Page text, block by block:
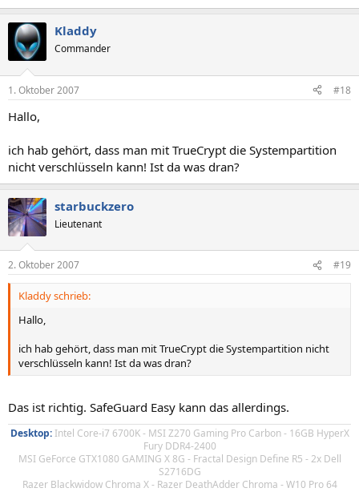
Kladdy
Commander
1. Oktober 2007 #18
Hallo,
ich hab gehört, dass man mit TrueCrypt die Systempartition
nicht verschlüsseln kann! Ist da was dran?
starbuckzero
Lieutenant
2. Oktober 2007 #19
Kladdy schrieb:
Hallo,
ich hab gehört, dass man mit TrueCrypt die Systempartition nicht
verschlüsseln kann! Ist da was dran?
Das ist richtig. SafeGuard Easy kann das allerdings.
Desktop:Intel Core-i7 6700K - MSI Z270 Gaming Pro Carbon - 16GB HyperX
Fury DDR4-2400
MSI GeForce GTX1080 GAMING X 8G - Fractal Design Define R5 - 2x Dell
S2716DG
Razer Blackwidow Chroma X - Razer DeathAdder Chroma - W10 Pro 64